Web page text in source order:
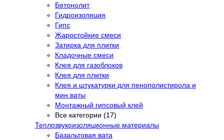
Бетонолит
Гидроизоляция
Гипс
Жаростойкие смеси
Затирка для плитки
Кладочные смеси
Клея для газоблоков
Клея для плитки
Клея и штукатурки для пенополистирола и
мин ваты
Монтажный гипсовый клей
Все категории (17)
Теплозвукоизоляционные материалы
Базальтовая вата